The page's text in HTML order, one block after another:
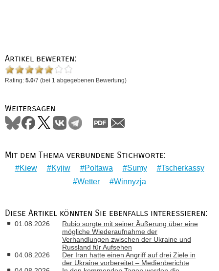
Artikel bewerten:
Rating: 5.0/7 (bei 1 abgegebenen Bewertung)
Weitersagen
Mit dem Thema verbundene Stichworte:
Kiew Kyjiw Poltawa Sumy
Tscherkassy
Wetter
Winnyzja
Diese Artikel könnten Sie ebenfalls interessieren:
01.08.2026
Rubio sorgte mit seiner Äußerung über eine
mögliche Wiederaufnahme der
Verhandlungen zwischen der Ukraine und
Russland für Aufsehen
04.08.2026
Der Iran hatte einen Angriff auf drei Ziele in
der Ukraine vorbereitet – Medienberichte